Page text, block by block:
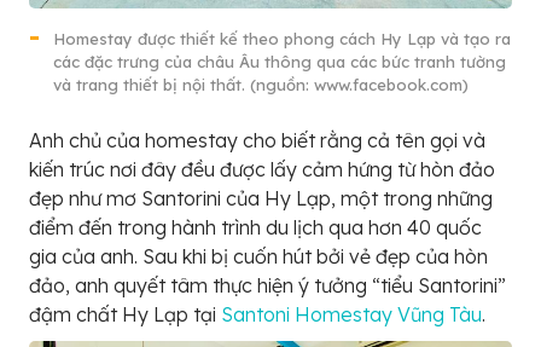
Homestay được thiết kế theo phong cách Hy Lạp và tạo ra
các đặc trưng của châu Âu thông qua các bức tranh tường
và trang thiết bị nội thất. (nguồn: www.facebook.com)
Anh chủ của homestay cho biết rằng cả tên gọi và
kiến trúc nơi đây đều được lấy cảm hứng từ hòn đảo
đẹp như mơ Santorini của Hy Lạp, một trong những
điểm đến trong hành trình du lịch qua hơn 40 quốc
gia của anh. Sau khi bị cuốn hút bởi vẻ đẹp của hòn
đảo, anh quyết tâm thực hiện ý tưởng “tiểu Santorini”
đậm chất Hy Lạp tại Santoni Homestay Vũng Tàu.